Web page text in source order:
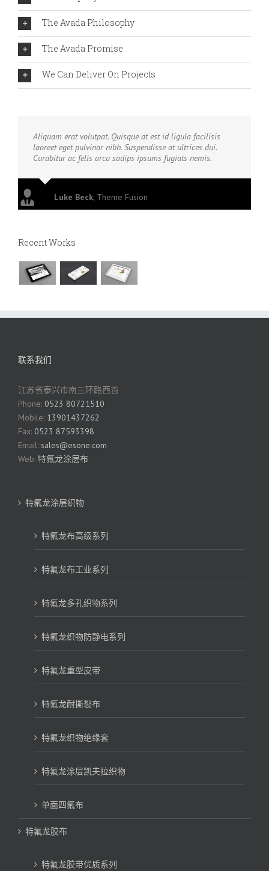
The Avada Philosophy
The Avada Promise
We Can Deliver On Projects
Aliquam erat volutpat. Quisque at est id ligula facilisis
laoreet eget pulvinar nibh. Suspendisse at ultrices dui.
Curabitur ac felis arcu sadips ipsums fugiats nemis.
Luke Beck, Theme Fusion
Recent Works
联系我们
江苏省泰兴市南三环路西首
Phone: 0523 80721510
Mobile: 13901437262
Fax: 0523 87593398
Email: sales@esone.com
Web: 特氟龙涂层布
特氟龙涂层织物
特氟龙布高级系列
特氟龙布工业系列
特氟龙多孔织物系列
特氟龙织物防静电系列
特氟龙重型皮带
特氟龙耐撕裂布
特氟龙织物绝缘套
特氟龙涂层凯夫拉织物
单面四氟布
特氟龙胶布
特氟龙胶带优质系列